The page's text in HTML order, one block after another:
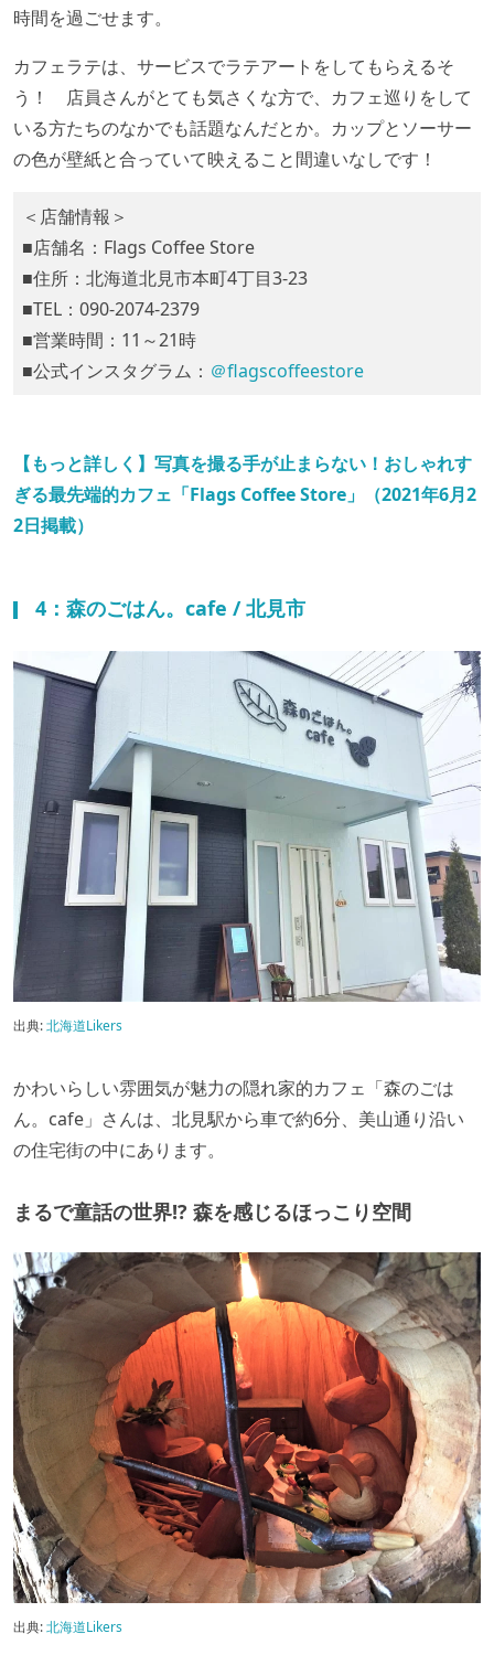
時間を過ごせます。
カフェラテは、サービスでラテアートをしてもらえるそ
う！ 店員さんがとても気さくな方で、カフェ巡りをして
いる方たちのなかでも話題なんだとか。カップとソーサー
の色が壁紙と合っていて映えること間違いなしです！
＜店舗情報＞
■店舗名：Flags Coffee Store
■住所：北海道北見市本町4丁目3-23
■TEL：090-2074-2379
■営業時間：11～21時
■公式インスタグラム： ＠flagscoffeestore
【もっと詳しく】写真を撮る手が止まらない！おしゃれす
ぎる最先端的カフェ「Flags Coffee Store」（2021年6月2
2日掲載）
4：森のごはん。cafe / 北見市
出典:北海道Likers
かわいらしい雰囲気が魅力の隠れ家的カフェ「森のごは
ん。cafe」さんは、北見駅から車で約6分、美山通り沿い
の住宅街の中にあります。
まるで童話の世界!? 森を感じるほっこり空間
出典:北海道Likers